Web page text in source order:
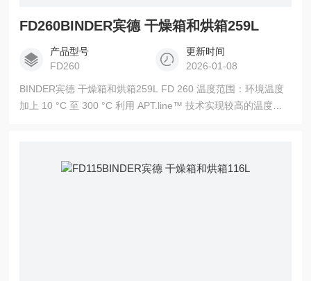
FD260BINDER宾德 干燥箱和烘箱259L
产品型号
FD260
更新时间
2026-01-08
BINDER宾德 干燥箱和烘箱259L FD 260 温度范围：环境温度
加上 10 °C 至 300 °C 利用 APT.line™ 技术实现较高的温度精